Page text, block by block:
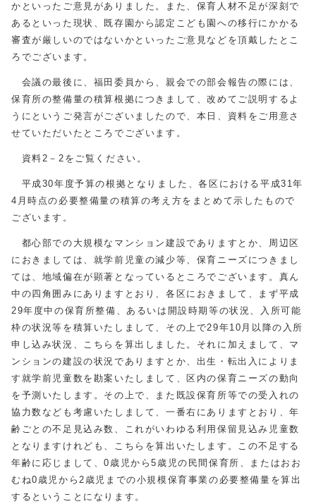
かといったご意見がありました。また、保育人材不足が深刻で
あるといった現状、既存園から認定こども園への移行にかかる
審査が厳しいのではないかといったご意見などを頂戴したとこ
ろでございます。
会議の最後に、福田委員から、親会での部会報告の際には、
保育所の整備量の積算根拠につきまして、改めてご説明するよ
うにというご発言がございましたので、本日、資料をご用意さ
せていただいたところでございます。
資料2－2をご覧ください。
平成30年度予算の根拠となりました、各区における平成31年
4月時点の必要整備量の積算の考え方をまとめて示したもので
ございます。
都心部での大規模なマンション建設でありますとか、周辺区
におきましては、就学前児童の減少等、保育ニーズにつきまし
ては、地域偏在が顕著となっているところでございます。真ん
中の四角囲みにありますとおり、各区におきまして、まず平成
29年度中の保育所整備、あるいは開設時期等の状況、入所可能
枠の状況等を積算いたしまして、その上で29年10月以降の入所
申し込み状況、こちらを算出しました。それに加えまして、マ
ンションの建設の状況でありますとか、出生・転出入によりま
す就学前児童数を勘案いたしまして、区内の保育ニーズの動向
を予測いたします。その上で、また既設保育所等での受入れの
協力数なども考慮いたしまして、一番右にありますとおり、年
齢ごとの不足見込み数、これがいわゆる利用保留見込み児童数
となりますけれども、こちらを算出いたします。この不足する
年齢に応じまして、0歳児から5歳児の民間保育所、またはおお
むね0歳児から2歳児までの小規模保育事業の必要整備量を算出
するということになります。